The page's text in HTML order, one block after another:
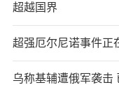
超越国界
超强厄尔尼诺事件正
乌称基辅遭俄军袭击